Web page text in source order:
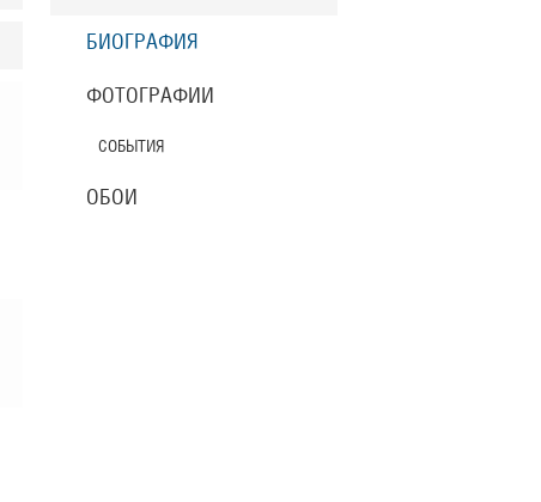
БИОГРАФИЯ
ФОТОГРАФИИ
СОБЫТИЯ
ОБОИ